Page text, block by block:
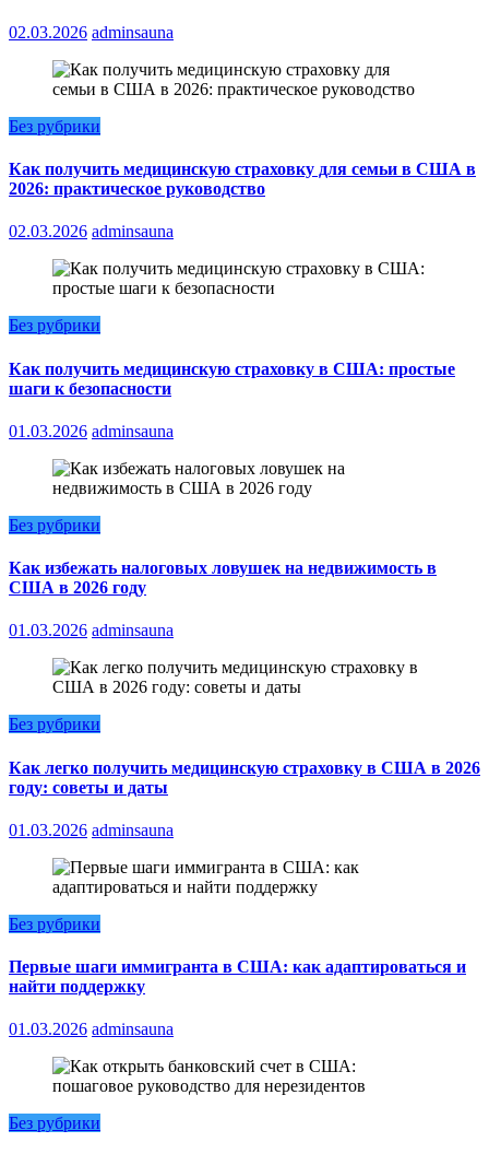
02.03.2026 adminsauna
Без рубрики
Как получить медицинскую страховку для семьи в США в
2026: практическое руководство
02.03.2026 adminsauna
Без рубрики
Как получить медицинскую страховку в США: простые
шаги к безопасности
01.03.2026 adminsauna
Без рубрики
Как избежать налоговых ловушек на недвижимость в
США в 2026 году
01.03.2026 adminsauna
Без рубрики
Как легко получить медицинскую страховку в США в 2026
году: советы и даты
01.03.2026 adminsauna
Без рубрики
Первые шаги иммигранта в США: как адаптироваться и
найти поддержку
01.03.2026 adminsauna
Без рубрики